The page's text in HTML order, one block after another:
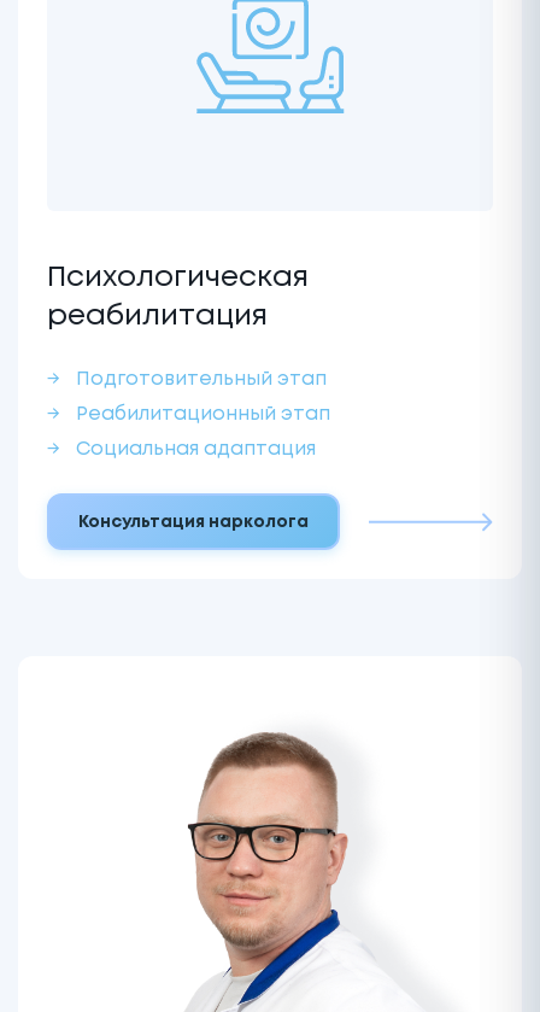
Психологическая
реабилитация
Подготовительный этап
Реабилитационный этап
Социальная адаптация
Консультация нарколога